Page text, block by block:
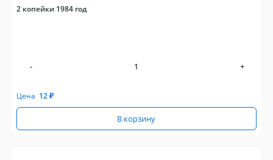
2 копейки 1984 год
- +
Цена 12₽
В корзину